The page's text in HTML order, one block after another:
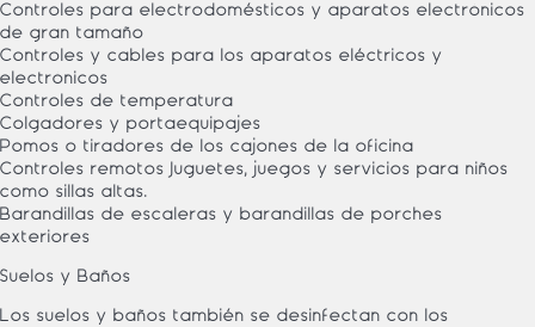
Controles para electrodomésticos y aparatos electrónicos
de gran tamaño
Controles y cables para los aparatos eléctricos y
electrónicos
Controles de temperatura
Colgadores y portaequipajes
Pomos o tiradores de los cajones de la oficina
Controles remotos Juguetes, juegos y servicios para niños
como sillas altas.
Barandillas de escaleras y barandillas de porches
exteriores
Suelos y Baños
Los suelos y baños también se desinfectan con los